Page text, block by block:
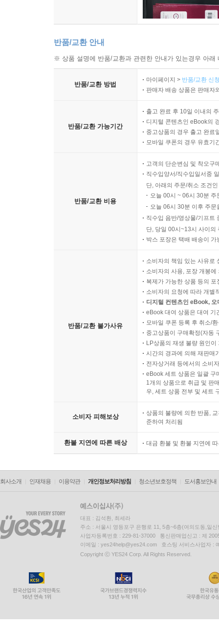
반품/교환 안내
※ 상품 설명에 반품/교환과 관련한 안내가 있는경우 아
반품/교환 방법
마이페이지 > 반품/교환 신
판매자 배송 상품은 판매자
반품/교환 가능기간
출고 완료 후 10일 이내의
디지털 콘텐츠인 eBook의
중고상품의 경우 출고 완료
모바일 쿠폰의 경우 유효기
반품/교환 비용
고객의 단순변심 및 착오구
직수입양서/직수입일서중
단, 아래의 주문/취소 조건
오늘 00시 ~ 06시 30분
오늘 06시 30분 이후 주
직수입 음반/영상물/기프트
단, 당일 00시~13시 사이의
박스 포장은 택배 배송이
반품/교환 불가사유
소비자의 책임 있는 사유로
소비자의 사용, 포장 개봉
복제가 가능한 상품 등의
소비자의 요청에 따라 개별
디지털 컨텐츠인 eBook,
eBook 대여 상품은 대여 기
모바일 쿠폰 등록 후 취소/
중고상품이 구매확정(자동
LP상품의 재생 불량 원인
시간의 경과에 의해 재판매
전자상거래 등에서의 소비
eBook 세트 상품은 일괄 구
1개의 상품으로 취급 및 판
우, 세트 상품 전부 및 세트
소비자 피해보상
상품의 불량에 의한 반품,
준하여 처리됨
환불 지연에 따른 배상 대금 환불 및 환불 지연에
회사소개 인재채용 이용약관 개인정보처리방침 청소년보호정책 도서홍보안내
대표 : 김석환, 최세라
주소 : 서울시 영등포구 은행로 11, 5층~6층(여의도동,일신
사업자등록번호 : 229-81-37000 통신판매업신고 : 제
이메일 : yes24help@yes24.com 호스팅 서비스사업자 :
Copyright ⓒ YES24 Corp. All Rights Reserved.